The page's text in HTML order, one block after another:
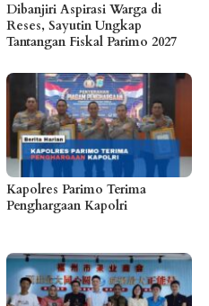
Dibanjiri Aspirasi Warga di
Reses, Sayutin Ungkap
Tantangan Fiskal Parimo 2027
Kapolres Parimo Terima
Penghargaan Kapolri